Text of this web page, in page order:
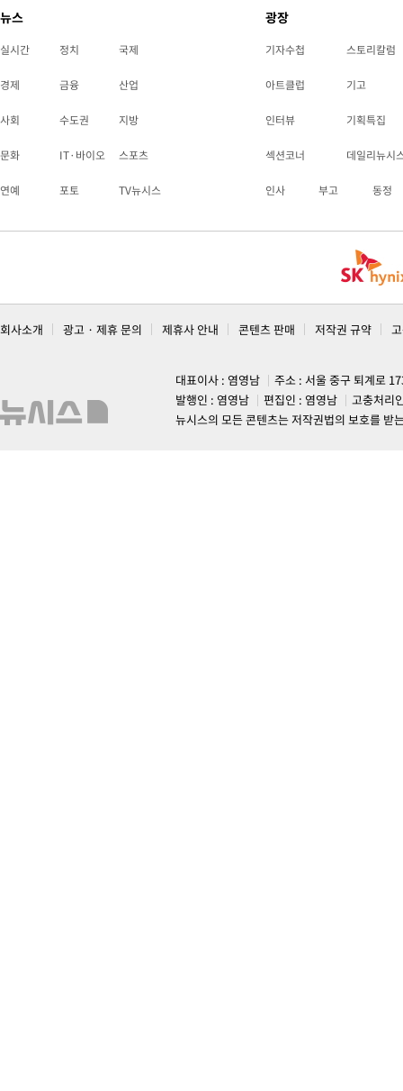
뉴스
실시간 정치 국제
경제 금융 산업
사회 수도권 지방
문화 IT·바이오 스포츠
연예 포토 TV뉴시스
광장
기자수첩 스토리칼럼
아트클럽 기고
인터뷰 기획특집
섹션코너 데일리뉴시
인사 부고 동정
회사소개 광고 · 제휴 문의 제휴사 안내 콘텐츠 판매 저작권 규약
대표이사 : 염영남
주소 : 서울 중구 퇴계로
발행인 : 염영남
편집인 : 염영남
고충처리
뉴시스의 모든 콘텐츠는 저작권법의 보호를